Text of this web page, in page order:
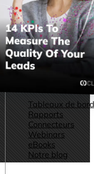
Autres
Tableaux de
Rapports
Connecteurs
Webinars
eBooks
Notre blog